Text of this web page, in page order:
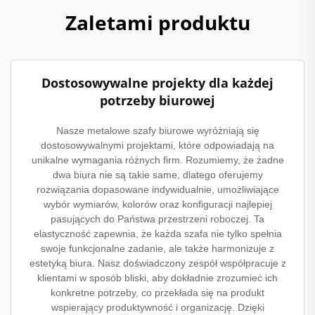
Zaletami produktu
Dostosowywalne projekty dla każdej
potrzeby biurowej
Nasze metalowe szafy biurowe wyróżniają się
dostosowywalnymi projektami, które odpowiadają na
unikalne wymagania różnych firm. Rozumiemy, że żadne
dwa biura nie są takie same, dlatego oferujemy
rozwiązania dopasowane indywidualnie, umożliwiające
wybór wymiarów, kolorów oraz konfiguracji najlepiej
pasujących do Państwa przestrzeni roboczej. Ta
elastyczność zapewnia, że każda szafa nie tylko spełnia
swoje funkcjonalne zadanie, ale także harmonizuje z
estetyką biura. Nasz doświadczony zespół współpracuje z
klientami w sposób bliski, aby dokładnie zrozumieć ich
konkretne potrzeby, co przekłada się na produkt
wspierający produktywność i organizację. Dzięki